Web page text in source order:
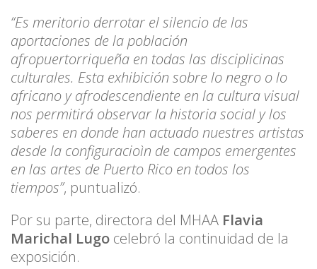
“Es meritorio derrotar el silencio de las
aportaciones de la población
afropuertorriqueña en todas las disciplicinas
culturales. Esta exhibición sobre lo negro o lo
africano y afrodescendiente en la cultura visual
nos permitirá observar la historia social y los
saberes en donde han actuado nuestres artistas
desde la configuracioìn de campos emergentes
en las artes de Puerto Rico en todos los
tiempos”, puntualizó.
Por su parte, directora del MHAA Flavia
Marichal Lugo celebró la continuidad de la
exposición.